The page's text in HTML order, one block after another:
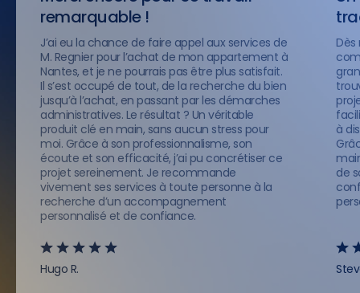
remarquable !
J’ai eu la chance de faire appel aux services de
M. Regnier pour l’achat de mon appartement à
Nantes, et je ne pourrais pas être plus satisfait.
Il s’est occupé de tout, de la recherche du bien
jusqu’à l’achat, en passant par les démarches
administratives. Le résultat ? Un véritable
produit clé en main, sans aucun stress pour
moi. Grâce à son professionnalisme, son
écoute et son efficacité, j’ai pu concrétiser ce
projet sereinement. Je recommande
vivement ses services à toute personne à la
recherche d’un accompagnement
personnalisé et de confiance.
Hugo R.
à
de